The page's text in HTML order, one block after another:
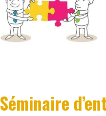
Séminaire